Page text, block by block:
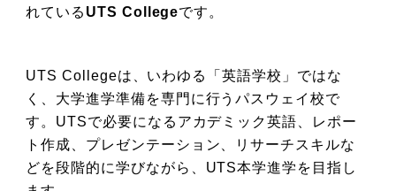
れている UTS Collegeです。
UTS Collegeは、いわゆる「英語学校」ではな
く、大学進学準備を専門に行うパスウェイ校で
す。UTSで必要になるアカデミック英語、レポー
ト作成、プレゼンテーション、リサーチスキルな
どを段階的に学びながら、UTS本学進学を目指し